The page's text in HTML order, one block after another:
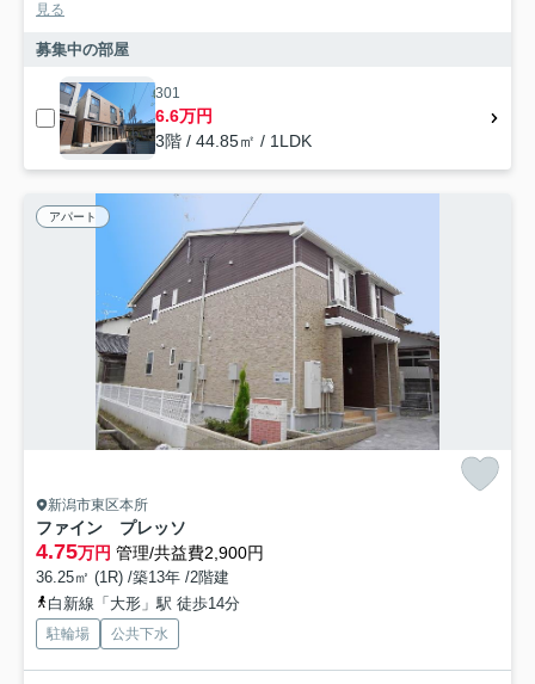
見る
募集中の部屋
301
6.6万円
3階 / 44.85㎡ / 1LDK
アパート
新潟市東区本所
ファイン プレッソ
4.75万円 管理/共益費2,900円
36.25㎡ (1R) /築13年 /2階建
白新線「大形」駅 徒歩14分
駐輪場 公共下水